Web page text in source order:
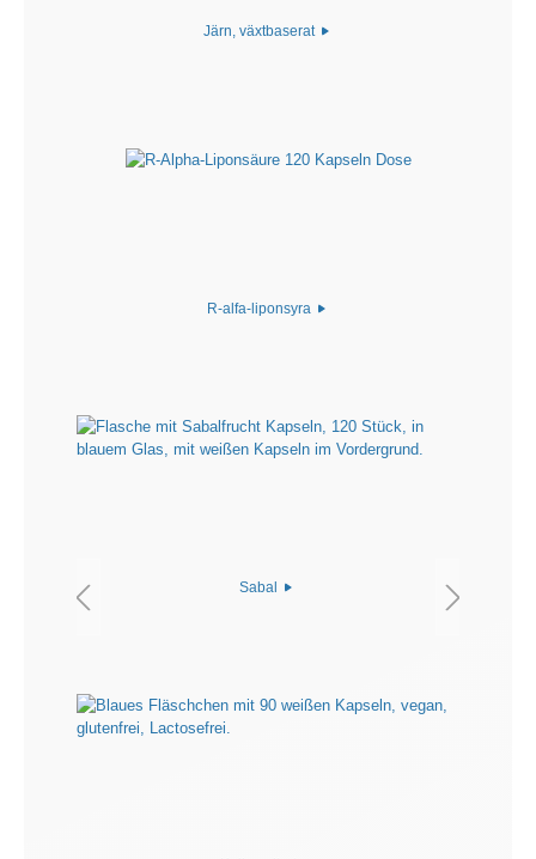
Järn, växtbaserat
R-alfa-liponsyra
Sabal